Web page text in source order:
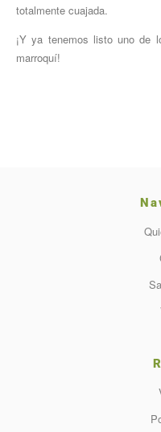
totalmente cuajada.
¡Y ya tenemos listo uno de
marroquí!